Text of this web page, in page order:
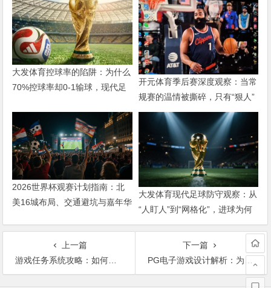
大发体育控球率的陷阱：为什么
70%控球率却0-1输球，现代足
开元体育季后赛深度观察：当常
规赛的温情被撕碎，只有“狠人”
才能活下来
2026世界杯观赛计划指南：北
美16城布局、交通避坑与嘉年华
大发体育现代足球防守观察：从
“人盯人”到“网格化”，进球为何
越来越难？
上一篇
游戏任务系统攻略：如何通过合理规划积累高额奖励？
下一篇
PG电子游戏设计解析：为何深受年轻玩家喜爱？